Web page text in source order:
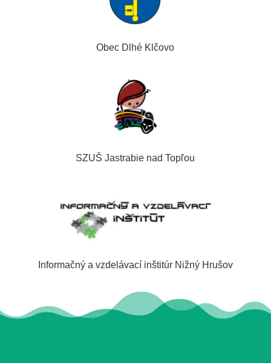
Obec Dlhé Klčovo
SZUŠ Jastrabie nad Topľou
Informačný a vzdelávací inštitúr Nižný Hrušov